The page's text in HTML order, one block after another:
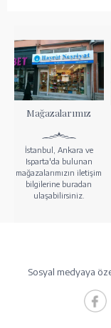
Mağazalarımız
İstanbul, Ankara ve
Isparta'da bulunan
mağazalarımızın iletişim
bilgilerine buradan
ulaşabilirsiniz.
Sosyal medyaya